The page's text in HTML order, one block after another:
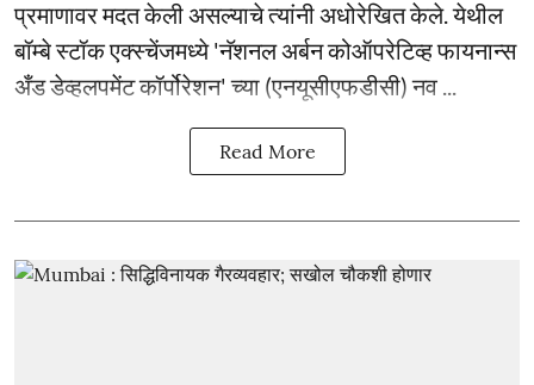
प्रमाणावर मदत केली असल्याचे त्यांनी अधोरेखित केले. येथील
बॉम्बे स्टॉक एक्स्चेंजमध्ये 'नॅशनल अर्बन कोऑपरेटिव्ह फायनान्स
अँड डेव्हलपमेंट कॉर्पोरेशन' च्या (एनयूसीएफडीसी) नव ...
Read More